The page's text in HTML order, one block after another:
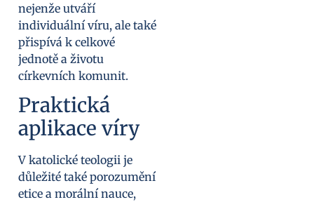
nejenže utváří
individuální víru, ale také
přispívá k celkové
jednotě a životu
církevních komunit.
Praktická
aplikace víry
V katolické teologii je
důležité také porozumění
etice a morální nauce,